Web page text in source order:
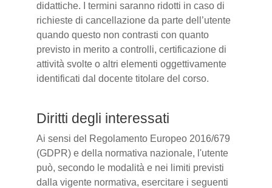
didattiche. I termini saranno ridotti in caso di
richieste di cancellazione da parte dell’utente
quando questo non contrasti con quanto
previsto in merito a controlli, certificazione di
attività svolte o altri elementi oggettivamente
identificati dal docente titolare del corso.
Diritti degli interessati
Ai sensi del Regolamento Europeo 2016/679
(GDPR) e della normativa nazionale, l'utente
può, secondo le modalità e nei limiti previsti
dalla vigente normativa, esercitare i seguenti